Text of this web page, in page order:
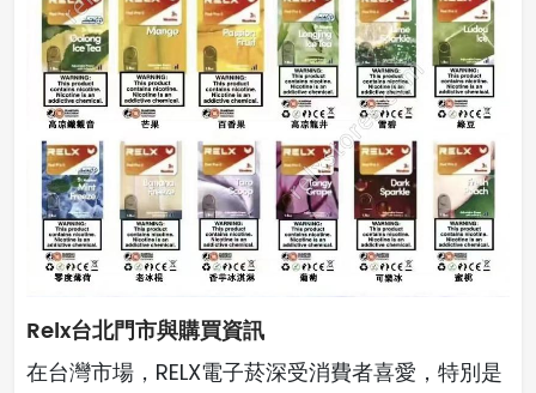
Relx台北門市與購買資訊
在台灣市場，RELX電子菸深受消費者喜愛，特別是